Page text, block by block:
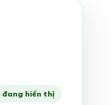
đang hiển thị